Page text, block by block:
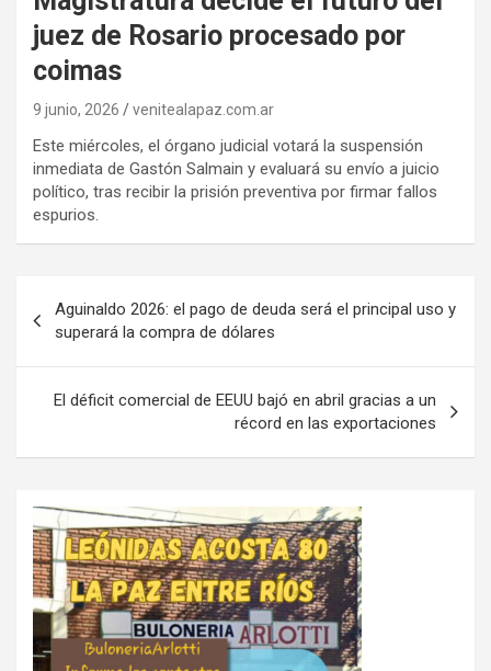
juez de Rosario procesado por
coimas
9 junio, 2026 venitealapaz.com.ar
Este miércoles, el órgano judicial votará la suspensión
inmediata de Gastón Salmain y evaluará su envío a juicio
político, tras recibir la prisión preventiva por firmar fallos
espurios.
de
entradas
Aguinaldo 2026: el pago de deuda será el principal uso y
superará la compra de dólares
El déficit comercial de EEUU bajó en abril gracias a un
récord en las exportaciones